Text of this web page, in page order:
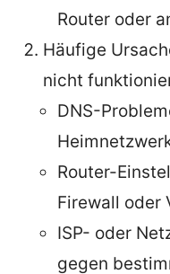
Router oder
Häufige
nicht
DNS-
Router-
Firewall oder
ISP- oder
gegen